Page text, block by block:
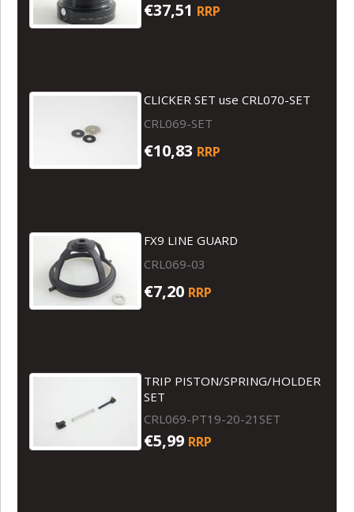
€37,51 RRP
CLICKER SET use CRL070-SET
CRL069-SET
€10,83 RRP
FX9 LINE GUARD
CRL069-03
€7,20 RRP
TRIP PISTON/SPRING/HOLDER
SET
CRL069-PT19-20-21SET
€5,99 RRP